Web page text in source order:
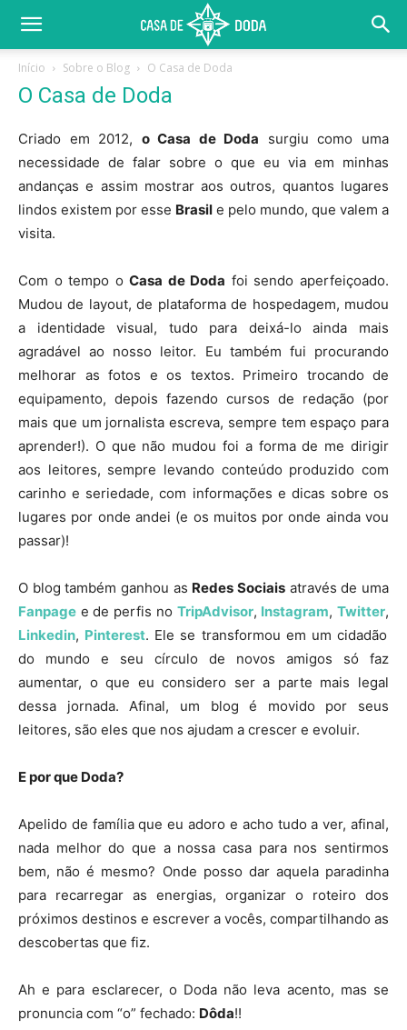
Início Sobre o Blog O Casa de Doda
O Casa de Doda
Criado em 2012, o Casa de Doda surgiu como uma
necessidade de falar sobre o que eu via em minhas
andanças e assim mostrar aos outros, quantos lugares
lindos existem por esse Brasil e pelo mundo, que valem a
visita.
Com o tempo oCasa de Doda foi sendo aperfeiçoado.
Mudou de layout, de plataforma de hospedagem, mudou
a identidade visual, tudo para deixá-lo ainda mais
agradável ao nosso leitor. Eu também fui procurando
melhorar as fotos e os textos. Primeiro trocando de
equipamento, depois fazendo cursos de redação (por
mais que um jornalista escreva, sempre tem espaço para
aprender!). O que não mudou foi a forma de me dirigir
aos leitores, sempre levando conteúdo produzido com
carinho e seriedade, com informações e dicas sobre os
lugares por onde andei (e os muitos por onde ainda vou
passar)!
O blog também ganhou as Redes Sociais através de uma
Fanpage e de perfis no TripAdvisor, Instagram,Twitter,
Linkedin, Pinterest. Ele se transformou em um cidadão
do mundo e seu círculo de novos amigos só faz
aumentar, o que eu considero ser a parte mais legal
dessa jornada. Afinal, um blog é movido por seus
leitores, são eles que nos ajudam a crescer e evoluir.
Epor que Doda?
Apelido de família que eu adoro e acho tudo a ver, afinal,
nada melhor do que a nossa casa para nos sentirmos
bem, não é mesmo? Onde posso dar aquela paradinha
para recarregar as energias, organizar o roteiro dos
próximos destinos e escrever a vocês, compartilhando as
descobertas que fiz.
Ah e para esclarecer, o Doda não leva acento, mas se
pronuncia com “o” fechado: Dôda!!